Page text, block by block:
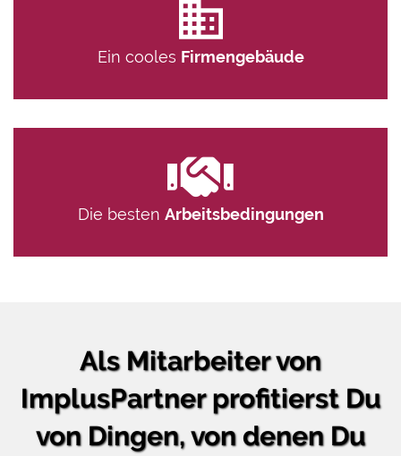
Ein cooles Firmengebäude
Die besten Arbeitsbedingungen
Als Mitarbeiter von
ImplusPartner profitierst Du
von Dingen, von denen Du